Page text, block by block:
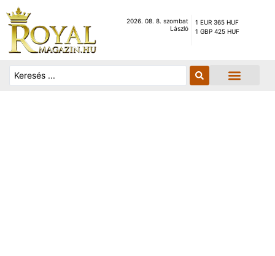
2026. 08. 8. szombat
László
1 EUR 365 HUF
1 GBP 425 HUF